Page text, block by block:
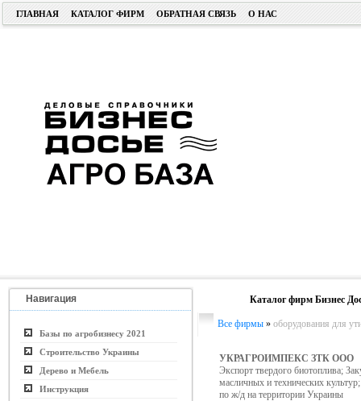
ГЛАВНАЯ КАТАЛОГ ФИРМ ОБРАТНАЯ СВЯЗЬ О НАС
Навигация
Базы по агробизнесу 2021
Строительство Украины
Дерево и Мебель
Инструкция
Каталог фирм Бизнес
Все фирмы » оборудования для
УКРАГРОИМПЕКС ЗТК ООО
Экспорт твердого биотоплива;
масличных и технических
по ж/д на территории Украины